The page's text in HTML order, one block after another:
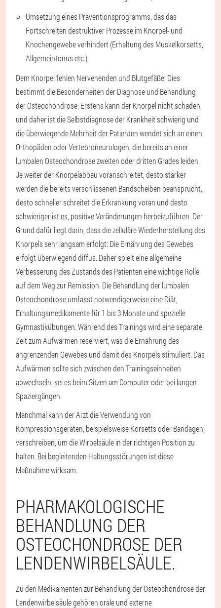
Umsetzung eines Präventionsprogramms, das das
Fortschreiten destruktiver Prozesse im Knorpel- und
Knochengewebe verhindert (Erhaltung des Muskelkorsetts,
Allgemeintonus etc.).
Dem Knorpel fehlen Nervenenden und Blutgefäße; Dies
bestimmt die Besonderheiten der Diagnose und Behandlung
der Osteochondrose. Erstens kann der Knorpel nicht schaden,
und daher ist die Selbstdiagnose der Krankheit schwierig und
die überwiegende Mehrheit der Patienten wendet sich an einen
Orthopäden oder Vertebroneurologen, die bereits an einer
lumbalen Osteochondrose zweiten oder dritten Grades leiden.
Je weiter der Knorpelabbau voranschreitet, desto stärker
werden die bereits verschlissenen Bandscheiben beansprucht,
desto schneller schreitet die Erkrankung voran und desto
schwieriger ist es, positive Veränderungen herbeizuführen. Der
Grund dafür liegt darin, dass die zelluläre Wiederherstellung des
Knorpels sehr langsam erfolgt: Die Ernährung des Gewebes
erfolgt überwiegend diffus. Daher spielt eine allgemeine
Verbesserung des Zustands des Patienten eine wichtige Rolle
auf dem Weg zur Remission. Die Behandlung der lumbalen
Osteochondrose umfasst notwendigerweise eine Diät,
Erhaltungsmedikamente für 1 bis 3 Monate und spezielle
Gymnastikübungen. Während des Trainings wird eine separate
Zeit zum Aufwärmen reserviert, was die Ernährung des
angrenzenden Gewebes und damit des Knorpels stimuliert. Das
Aufwärmen sollte sich zwischen den Trainingseinheiten
abwechseln, sei es beim Sitzen am Computer oder bei langen
Spaziergängen.
Manchmal kann der Arzt die Verwendung von
Kompressionsgeräten, beispielsweise Korsetts oder Bandagen,
verschreiben, um die Wirbelsäule in der richtigen Position zu
halten. Bei begleitenden Haltungsstörungen ist diese
Maßnahme wirksam.
PHARMAKOLOGISCHE
BEHANDLUNG DER
OSTEOCHONDROSE DER
LENDENWIRBELSÄULE.
Zu den Medikamenten zur Behandlung der Osteochondrose der
Lendenwirbelsäule gehören orale und externe